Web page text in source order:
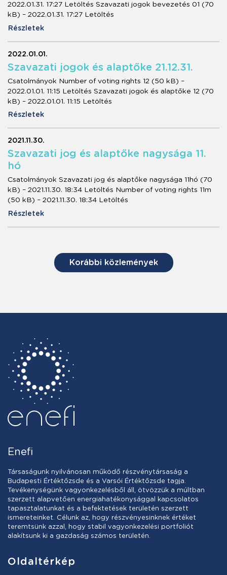
2022.01.31. 17:27 Letöltés Szavazati jogok bevezetés 01 (70
kB) – 2022.01.31. 17:27 Letöltés
Részletek
2022.01.01.
Szavazati jogok és alaptőke 21.12.31.
Csatolmányok Number of voting rights 12 (50 kB) –
2022.01.01. 11:15 Letöltés Szavazati jogok és alaptőke 12 (70
kB) – 2022.01.01. 11:15 Letöltés
Részletek
2021.11.30.
Szavazati jog és alaptőke nagysága 11.
hó
Csatolmányok Szavazati jog és alaptőke nagysága 11hó (70
kB) – 2021.11.30. 18:34 Letöltés Number of voting rights 11m
(50 kB) – 2021.11.30. 18:34 Letöltés
Részletek
Korábbi közlemények
Enefi
Társaságunk nyilvánosan működő részvénytársaság a
Budapesti Értéktőzsde és a Varsói Értéktőzsde tagja.
Tevékenységünk vagyonkezelésből áll, ötvözzük a múltban
szerzett alapvetően energiahatékonysággal kapcsolatos
tapasztalatunkat és a befektetések területén szerzett
ismereteinket. Célunk az, hogy részvényesinknek értéket
teremtsünk azzal, hogy stabil vagyonkezelési portfoliót
alakítsunk ki a gazdaság számos területén.
Oldaltérkép